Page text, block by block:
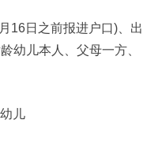
日之前报进户口)、出
幼儿本人、父母一方、
儿